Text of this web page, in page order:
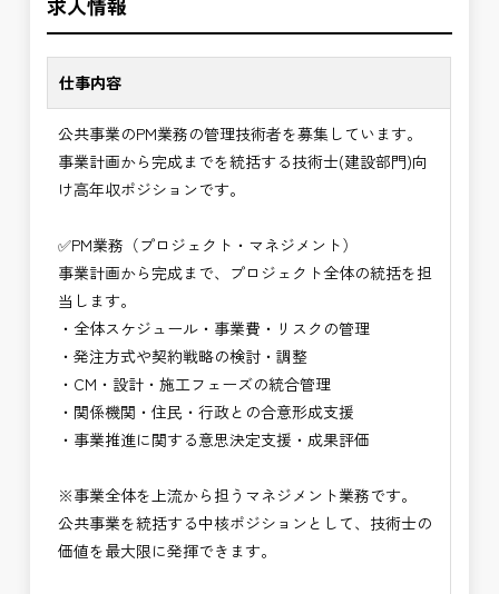
の価値を最大限に発揮できます。
・事業計画から完成までを担うプロジェクト全体の
意思決定に関与できる
・技術だけでなく経営・事業視点のマネジメント力
が身につく
して活躍できる
・CM・設計・施工を統括する最上位ポジションを
目指せる
・年収1,200万円以上の高待遇が期待できるキャリ
ア領域
→ 技術士としての価値を最大化できる仕事
✅「仕事のやりがい」と「賃金」のバランスを大切
に致します。
⭐＝＝お祝い金100,000円＝＝⭐
※お祝い金の支給条件は、入社より3ヶ月経過され
た方が対象となります。
その他支給条件の詳細については、問い合わせくだ
■勤務地について、ご希望のある方は別途ご相談く
ださい。
国土交通省、地方自治体
（東北地方、関東地方、中部地方、近畿地方など）
■発注者支援業務＜希望する業務をお選びくださ
い。＞
・＜急募＞工事監督支援業務
・NEXCO（ネクスコ）施工管理
・NEXCO（ネクスコ）点検業務
・NEXCO（ネクスコ）保全調査
求人情報
仕事内容
公共事業のPM業務の管理技術者を募集しています。
事業計画から完成までを統括する技術士(建設部門)向
け高年収ポジションです。
✅PM業務（プロジェクト・マネジメント）
事業計画から完成まで、プロジェクト全体の統括を担
当します。
・全体スケジュール・事業費・リスクの管理
・発注方式や契約戦略の検討・調整
・CM・設計・施工フェーズの統合管理
・関係機関・住民・行政との合意形成支援
・事業推進に関する意思決定支援・成果評価
※事業全体を上流から担うマネジメント業務です。
公共事業を統括する中核ポジションとして、技術士の
価値を最大限に発揮できます。